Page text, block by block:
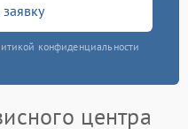
конфиденциальности
центра